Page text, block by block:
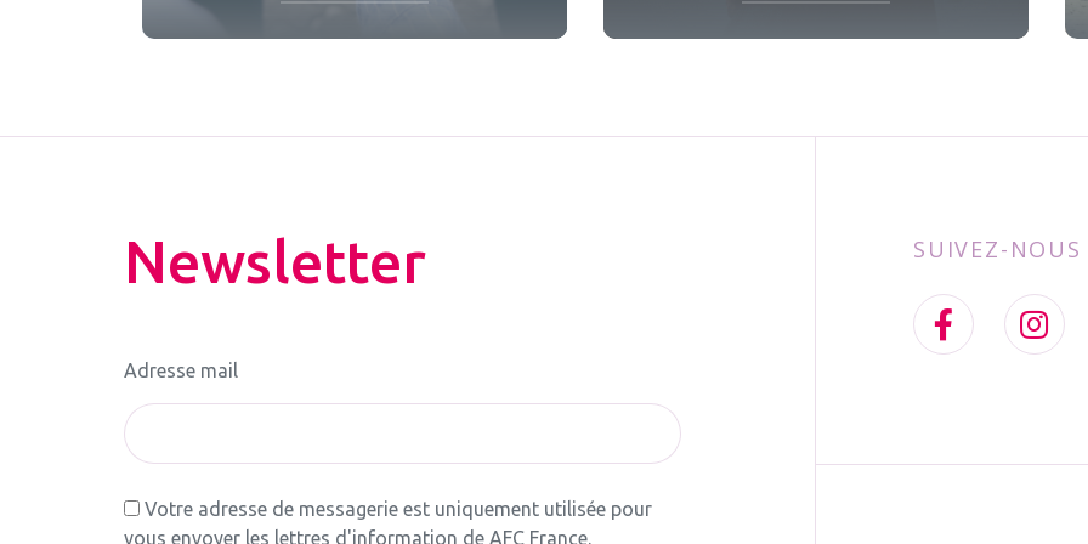
Newsletter
Adresse mail
Votre adresse de messagerie est uniquement utilisée pour
vous envoyer les lettres d'information de AFC France.
SUIVEZ-NOUS